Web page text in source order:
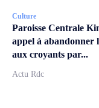
Culture
Paroisse Centrale
appel à abandonner
aux croyants par...
Actu Rdc